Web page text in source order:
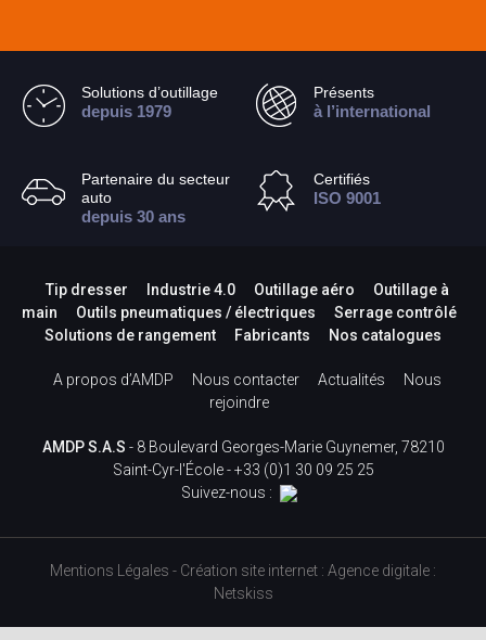
Solutions d’outillage
depuis 1979
Présents
à l’international
Partenaire du secteur
auto
depuis 30 ans
Certifiés
ISO 9001
Tip dresser Industrie 4.0 Outillage aéro
Outillage à
main
Outils pneumatiques / électriques
Serrage contrôlé
Solutions de rangement
Fabricants Nos catalogues
A propos d’AMDP Nous contacter Actualités
Nous
rejoindre
AMDP S.A.S - 8 Boulevard Georges-Marie Guynemer, 78210
Saint-Cyr-l'École -+33 (0)1 30 09 25 25
Suivez-nous :
Mentions Légales - Création site internet : Agence digitale :
Netskiss